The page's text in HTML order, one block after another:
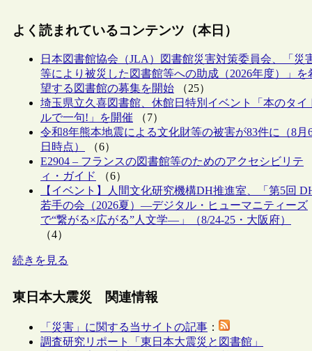
よく読まれているコンテンツ（本日）
日本図書館協会（JLA）図書館災害対策委員会、「災
等により被災した図書館等への助成（2026年度）」を
望する図書館の募集を開始 （25）
埼玉県立久喜図書館、休館日特別イベント「本のタイ
ルで一句!」を開催 （7）
令和8年熊本地震による文化財等の被害が83件に（8月
日時点）
（6）
E2904 – フランスの図書館等のためのアクセシビリテ
ィ・ガイド
（6）
【イベント】人間文化研究機構DH推進室、「第5回
若手の会（2026夏）―デジタル・ヒューマニティーズ
で“繋がる×広がる”人文学―」（8/24-25・大阪府）
（4）
続きを見る
東日本大震災 関連情報
「災害」に関する当サイトの記事 ：
調査研究リポート「東日本大震災と図書館」